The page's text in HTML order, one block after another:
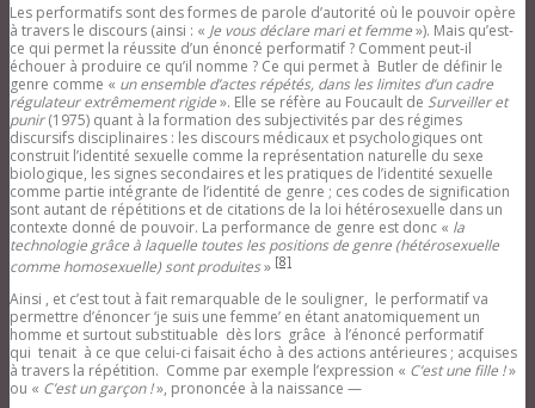
Les performatifs sont des formes de parole d’autorité où le pouvoir opère
à travers le discours (ainsi : « Je vous déclare mari et femme»). Mais qu’est-
ce qui permet la réussite d’un énoncé performatif ? Comment peut-il
échouer à produire ce qu’il nomme ? Ce qui permet à Butler de définir le
genre comme « un ensemble d’actes répétés, dans les limites d’un cadre
régulateur extrêmement rigide». Elle se réfère au Foucault de Surveiller et
punir(1975) quant à la formation des subjectivités par des régimes
discursifs disciplinaires : les discours médicaux et psychologiques ont
construit l’identité sexuelle comme la représentation naturelle du sexe
biologique, les signes secondaires et les pratiques de l’identité sexuelle
comme partie intégrante de l’identité de genre ; ces codes de signification
sont autant de répétitions et de citations de la loi hétérosexuelle dans un
contexte donné de pouvoir. La performance de genre est donc « la
technologie grâce à laquelle toutes les positions de genre (hétérosexuelle
comme homosexuelle) sont produites» [8]
Ainsi , et c’est tout à fait remarquable de le souligner, le performatif va
permettre d’énoncer ‘je suis une femme’ en étant anatomiquement un
homme et surtout substituable dès lors grâce à l’énoncé performatif
qui tenait à ce que celui-ci faisait écho à des actions antérieures ; acquises
à travers la répétition. Comme par exemple l’expression « C’est une fille !»
ou « C’est un garçon !», prononcée à la naissance —